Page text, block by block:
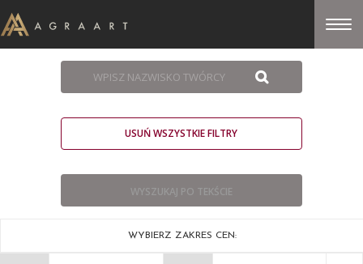
USUŃ WSZYSTKIE FILTRY
WYBIERZ ZAKRES CEN: